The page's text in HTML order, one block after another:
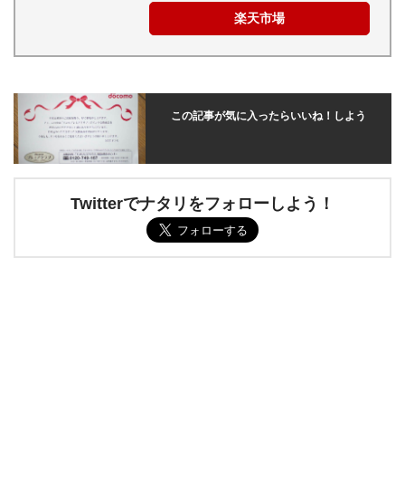
楽天市場
この記事が気に入ったらいいね！しよう
Twitterでナタリをフォローしよう！